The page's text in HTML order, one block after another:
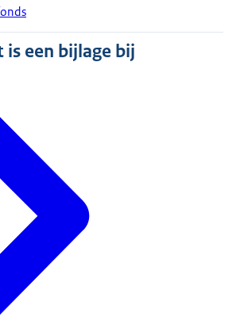
een bijlage bij